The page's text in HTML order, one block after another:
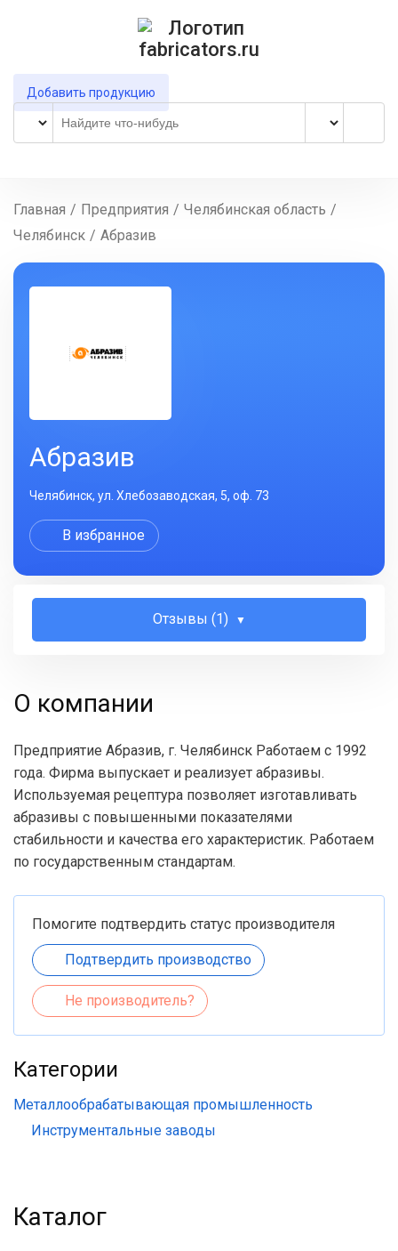
Добавить продукцию
Главная / Предприятия / Челябинская область /
Челябинск / Абразив
Абразив
Челябинск, ул. Хлебозаводская, 5, оф. 73
В избранное
Отзывы (1)
О компании
Предприятие Абразив, г. Челябинск Работаем с 1992
года. Фирма выпускает и реализует абразивы.
Используемая рецептура позволяет изготавливать
абразивы с повышенными показателями
стабильности и качества его характеристик. Работаем
по государственным стандартам.
Помогите подтвердить статус производителя
Подтвердить производство
Не производитель?
Категории
Металлообрабатывающая промышленность
Инструментальные заводы
Каталог